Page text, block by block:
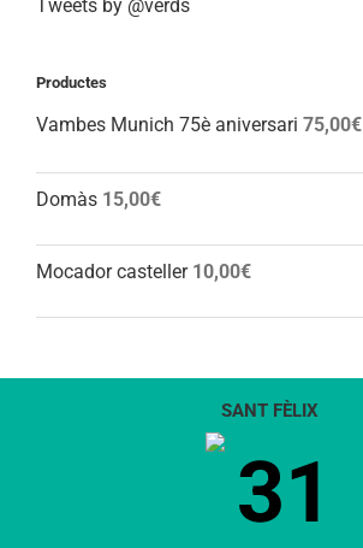
Tweets by @verds
Productes
Vambes Munich 75è aniversari 75,00€
Domàs 15,00€
Mocador casteller 10,00€
SANT FÈLIX
31